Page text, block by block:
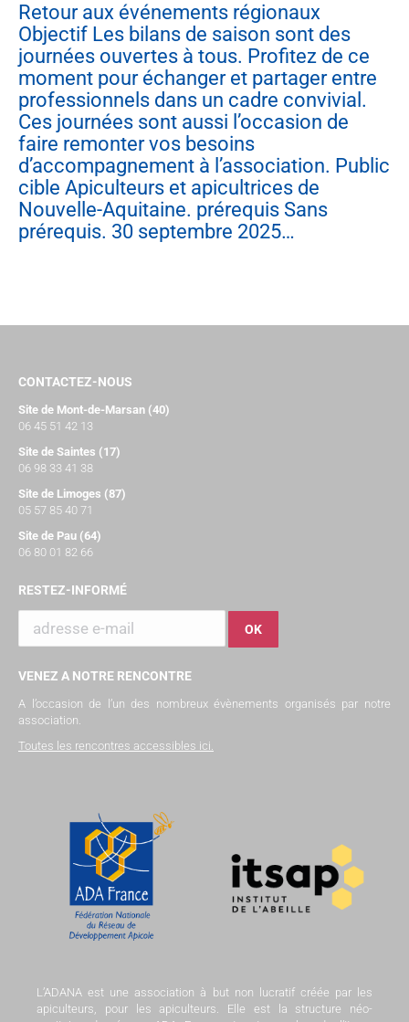
Retour aux événements régionaux
Objectif Les bilans de saison sont des
journées ouvertes à tous. Profitez de ce
moment pour échanger et partager entre
professionnels dans un cadre convivial.
Ces journées sont aussi l’occasion de
faire remonter vos besoins
d’accompagnement à l’association. Public
cible Apiculteurs et apicultrices de
Nouvelle-Aquitaine. prérequis Sans
prérequis. 30 septembre 2025…
CONTACTEZ-NOUS
Site de Mont-de-Marsan (40)
06 45 51 42 13
Site de Saintes (17)
06 98 33 41 38
Site de Limoges (87)
05 57 85 40 71
Site de Pau (64)
06 80 01 82 66
RESTEZ-INFORMÉ
VENEZ A NOTRE RENCONTRE
A l’occasion de l’un des nombreux évènements organisés par notre
association.
Toutes les rencontres accessibles ici.
L’ADANA est une association à but non lucratif créée par les
apiculteurs, pour les apiculteurs. Elle est la structure néo-